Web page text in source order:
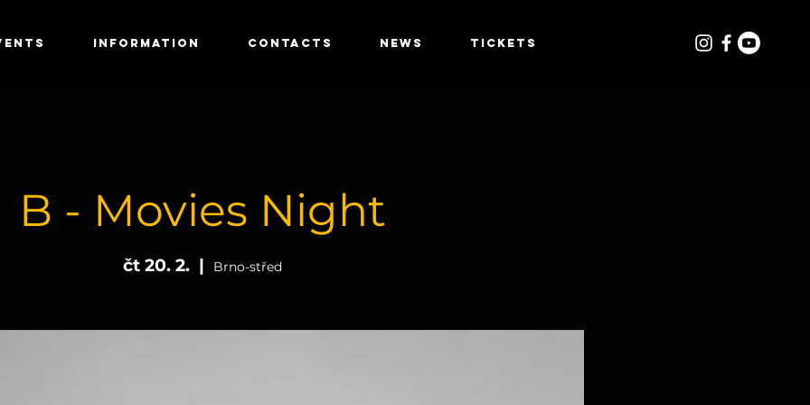
INFORMATION CONTACTS NEWS TICKETS
B - Movies Night
čt 20. 2.
  |
Brno-střed